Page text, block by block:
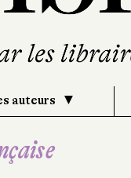
auteurs